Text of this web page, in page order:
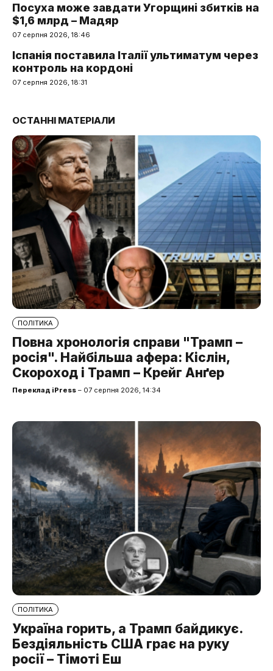
Посуха може завдати Угорщині збитків на
$1,6 млрд – Мадяр
07 серпня 2026, 18:46
Іспанія поставила Італії ультиматум через
контроль на кордоні
07 серпня 2026, 18:31
ОСТАННІ МАТЕРІАЛИ
ПОЛІТИКА
Повна хронологія справи "Трамп –
росія". Найбільша афера: Кіслін,
Скороход і Трамп – Крейг Анґер
Переклад iPress – 07 серпня 2026, 14:34
ПОЛІТИКА
Україна горить, а Трамп байдикує.
Бездіяльність США грає на руку
росії – Тімоті Еш